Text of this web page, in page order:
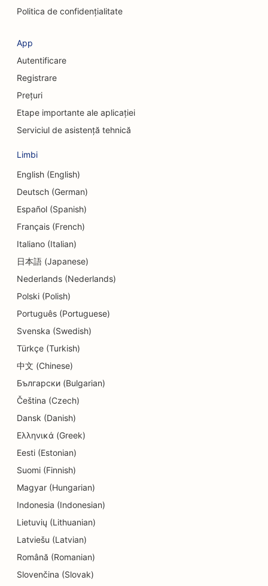
SEO pentru chirurgi craniofaciali
SEO pentru uniunile de credit
SEO pentru magazinele de prăjituri
SEO pentru centrele de îngrijire de zi
SEO pentru serviciile de consiliere privind datoriile
SEO pentru clinicile stomatologice
SEO pentru delicatese
SEO pentru restaurante
SEO pentru servicii de dermabraziune
SEO pentru magazinele de detalii
SEO pentru educație și servicii de îngrijire a
SEO pentru curățătorie chimică
SEO pentru magazinele de electronice
SEO pentru endodonțiști
SEO pentru divertisment și recreere
SEO pentru firmele de inginerie
EO pentru restaurante etnice
SEO pentru Escape Rooms
Politica de confidențialitate
App
Autentificare
Registrare
Prețuri
Etape importante ale aplicației
Serviciul de asistență tehnică
Limbi
English (English)
Deutsch (German)
Español (Spanish)
Français (French)
Italiano (Italian)
日本語 (Japanese)
Nederlands (Nederlands)
Polski (Polish)
Português (Portuguese)
Svenska (Swedish)
Türkçe (Turkish)
中文 (Chinese)
Български (Bulgarian)
Čeština (Czech)
Dansk (Danish)
Ελληνικά (Greek)
Eesti (Estonian)
Suomi (Finnish)
Magyar (Hungarian)
Indonesia (Indonesian)
Lietuvių (Lithuanian)
Latviešu (Latvian)
Română (Romanian)
Slovenčina (Slovak)